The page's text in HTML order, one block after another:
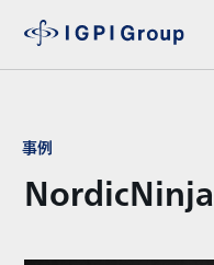
事例
NordicNinja